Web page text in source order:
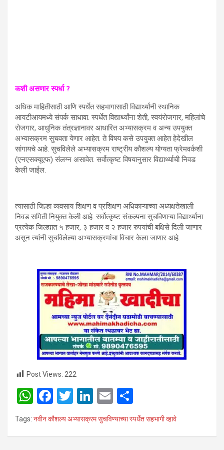
कशी असणार स्पर्धा?
अधिक माहितीसाठी आणि स्पर्धेत सहभागासाठी विद्यार्थ्यांनी स्थानिक
आयटीआयमध्ये संपर्क साधावा. स्पर्धेत विद्यार्थ्यांना शेती, स्वयंरोजगार, महिलांचे
रोजगार, आधुनिक तंत्रज्ञानावर आधारित अभ्यासक्रम व अन्य उपयुक्त
अभ्यासक्रम सुचवता येणार आहेत. ते विषय कसे उपयुक्त आहेत हेदेखील
सांगायचे आहे. सुचविलेले अभ्यासक्रम राष्ट्रीय कौशल्य योग्यता फ्रेमवर्कशी
(एनएसक्यूएफ) संलग्न असावेत. सर्वोत्कृष्ट विषयानुसार विद्यार्थ्याची निवड
केली जाईल.
त्यासाठी जिल्हा व्यवसाय शिक्षण व प्रशिक्षण अधिकाऱ्याच्या अध्यक्षतेखाली
निवड समिती नियुक्त केली आहे. सर्वोत्कृष्ट संकल्पना सुचविणाऱ्या विद्यार्थ्यांना
प्रत्येक जिल्ह्यात ५ हजार, ३ हजार व २ हजार रुपयांची बक्षिसे दिली जाणार
असून त्यांनी सुचविलेल्या अभ्यासक्रमांचा विचार केला जाणार आहे.
Post Views: 222
W
h
at
F
a
ce
T
wi
tt
Li
n
ke
E
m
ail
h
ar
Tags: नवीन कौशल्य अभ्यासक्रम सुचविण्याच्या स्पर्धेत सहभागी व्हावे